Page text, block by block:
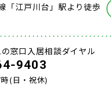
「江戸川台」駅より徒歩
窓口入居相談ダイヤル
9403
(日・祝休)